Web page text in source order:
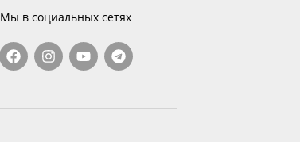
Мы в социальных сетях